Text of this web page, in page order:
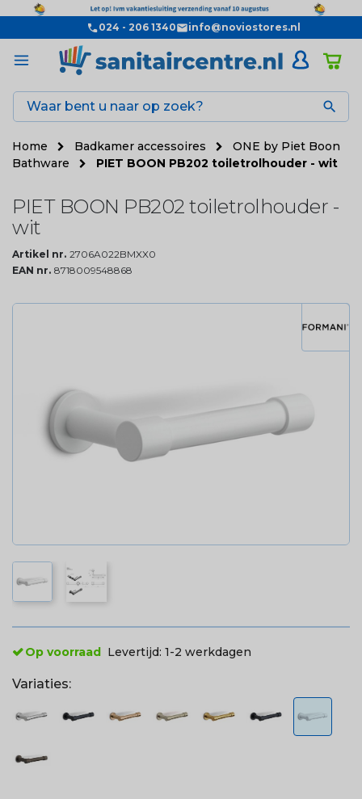
024 - 206 1340 info@noviostores.nl

Home Badkamer accessoires
ONE by Piet Boon
Bathware
PIET BOON PB202 toiletrolhouder - wit
PIET BOON PB202 toiletrolhouder -
wit
Artikel nr. 2706A022BMXX0
EAN nr. 8718009548868
Op voorraad Levertijd: 1-2 werkdagen
Variaties: